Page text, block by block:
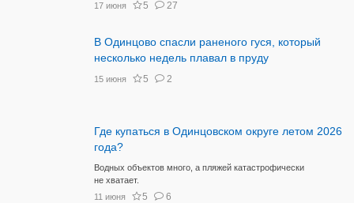
17 июня 5 27
В Одинцово спасли раненого гуся, который
несколько недель плавал в пруду
15 июня 5 2
Где купаться в Одинцовском округе летом 2026
года?
Водных объектов много, а пляжей катастрофически
не хватает.
11 июня
5 6